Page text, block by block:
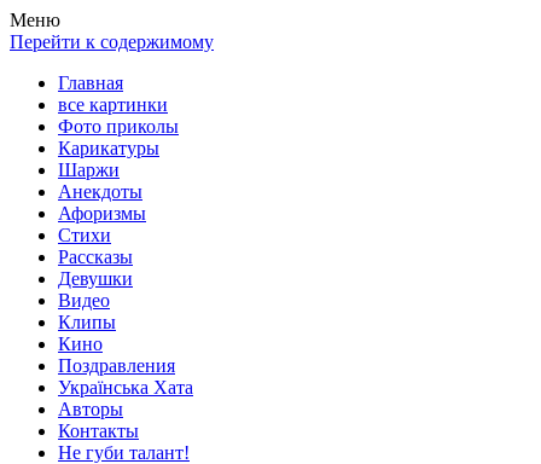
Весела хата — прикольные картинки, смешные истории,
клипы!
Покажем всем ваши фото приколы, карикатуры, шаржи, стихи,
рассказы, видео и песни!
Меню
Перейти к содержимому
Главная
все картинки
Фото приколы
Карикатуры
Шаржи
Анекдоты
Афоризмы
Стихи
Рассказы
Девушки
Видео
Клипы
Кино
Поздравления
Українська Хата
Авторы
Контакты
Не губи талант!